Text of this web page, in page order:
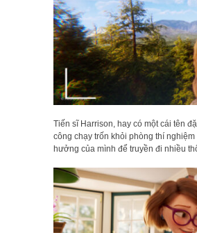
Tiến sĩ Harrison, hay có một cái tên
công chạy trốn khỏi phòng thí
hưởng của mình để truyền đi nhiều